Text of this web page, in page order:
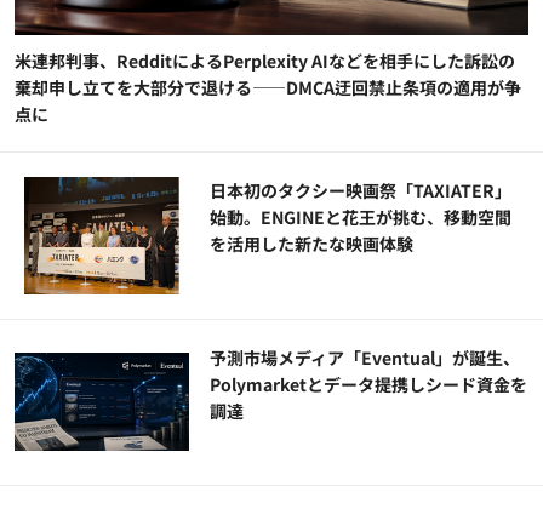
米連邦判事、RedditによるPerplexity AIなどを相手にした訴訟の
棄却申し立てを大部分で退ける——DMCA迂回禁止条項の適用が争
点に
日本初のタクシー映画祭「TAXIATER」
始動。ENGINEと花王が挑む、移動空間
を活用した新たな映画体験
予測市場メディア「Eventual」が誕生、
Polymarketとデータ提携しシード資金を
調達